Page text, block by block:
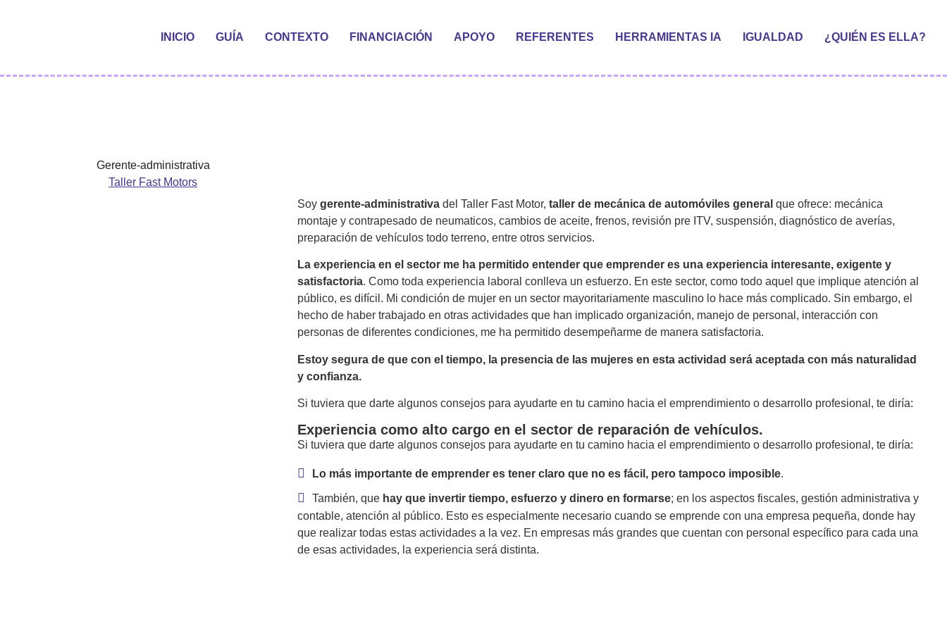
INICIO GUÍA CONTEXTO FINANCIACIÓN APOYO REFERENTES HERRAMIENTAS IA IGUALDAD ¿QUIÉN ES ELLA?
Gerente-administrativa
Taller Fast Motors
Soy gerente-administrativa del Taller Fast Motor, taller de mecánica de automóviles general que ofrece: mecánica
montaje y contrapesado de neumaticos, cambios de aceite, frenos, revisión pre ITV, suspensión, diagnóstico de averías,
preparación de vehículos todo terreno, entre otros servicios.
La experiencia en el sector me ha permitido entender que emprender es una experiencia interesante, exigente y
satisfactoria. Como toda experiencia laboral conlleva un esfuerzo. En este sector, como todo aquel que implique atención al
público, es difícil. Mi condición de mujer en un sector mayoritariamente masculino lo hace más complicado. Sin embargo, el
hecho de haber trabajado en otras actividades que han implicado organización, manejo de personal, interacción con
personas de diferentes condiciones, me ha permitido desempeñarme de manera satisfactoria.
Estoy segura de que con el tiempo, la presencia de las mujeres en esta actividad será aceptada con más naturalidad
y confianza.
Si tuviera que darte algunos consejos para ayudarte en tu camino hacia el emprendimiento o desarrollo profesional, te diría:
Experiencia como alto cargo en el sector de reparación de vehículos.
Si tuviera que darte algunos consejos para ayudarte en tu camino hacia el emprendimiento o desarrollo profesional, te diría:
Lo más importante de emprender es tener claro que no es fácil, pero tampoco imposible.
También, que hay que invertir tiempo, esfuerzo y dinero en formarse; en los aspectos fiscales, gestión administrativa y
contable, atención al público. Esto es especialmente necesario cuando se emprende con una empresa pequeña, donde hay
que realizar todas estas actividades a la vez. En empresas más grandes que cuentan con personal específico para cada una
de esas actividades, la experiencia será distinta.